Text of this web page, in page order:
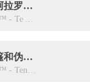
猎人：野性的呼唤 蒂阿拉罗瓦国家公园DLC
theHunter: Call of the Wild™ - Te Awaroa National Park
猎人：野性的呼唤 帐篷和伪装帐篷DLC
theHunter: Call of the Wild™ - Tents & Ground Blinds